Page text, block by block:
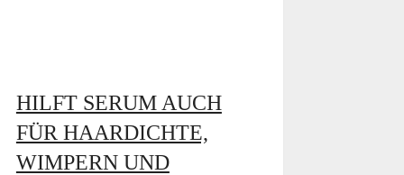
HILFT SERUM AUCH
FÜR HAARDICHTE,
WIMPERN UND